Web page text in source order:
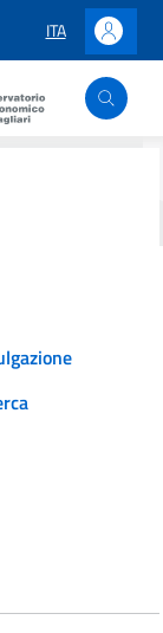
LINGUA
ITA Accedi